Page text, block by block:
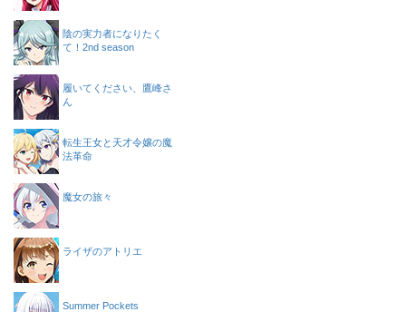
陰の実力者になりたく
て！2nd season
履いてください、鷹峰さ
ん
転生王女と天才令嬢の魔
法革命
魔女の旅々
ライザのアトリエ
Summer Pockets